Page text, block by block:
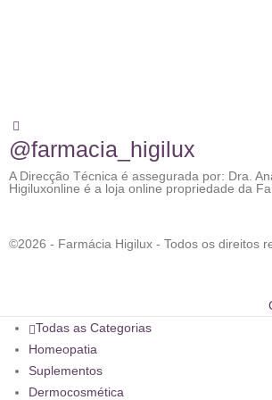
@farmacia_higilux
A Direcção Técnica é assegurada por: Dra.
Higiluxonline é a loja online propriedade da
©2026 - Farmácia Higilux - Todos os direitos
Todas as Categorias
Homeopatia
Suplementos
Dermocosmética